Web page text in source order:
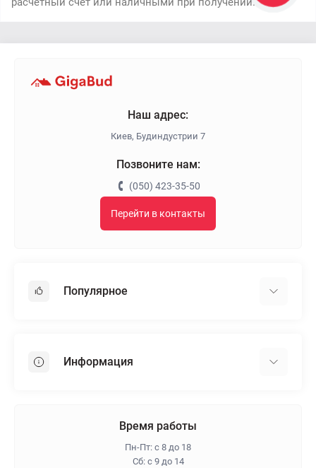
Наш адрес:
Киев, Будиндустрии 7
Позвоните нам:
(050) 423-35-50
Перейти в контакты
Популярное
Пенопласт
Информация
Время работы
Пн-Пт: с 8 до 18
Сб: с 9 до 14